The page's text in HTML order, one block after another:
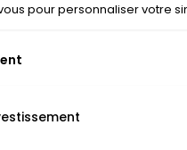
pour personnaliser votre